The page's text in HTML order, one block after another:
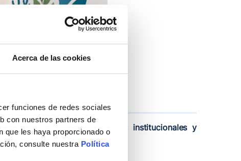
Acerca de las cookies
funciones de redes sociales
con nuestros partners de
que les haya proporcionado o
consulte nuestra Política
nacionales, responsables institucionales y